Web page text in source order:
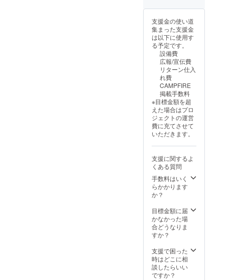
・掲載
方法：
文字の
み ・注
意事
項：掲
載を希
望され
る方
は、備
考欄に
お名前
をご記
入くだ
さい。
希望さ
れない
場合は
「掲載
なし」
とご記
入くだ
さい。
のリ
ターン
に貼付
された
ラベル
や注意
書きを
ご確認
くださ
い。
②HPへ
の氏名
掲載権
全ての
リター
ン品に
付属し
ます。
公式HP
にご希
望のお
名前を
記載い
掲載場
所：
TRANK
HP ・掲
載期
間：
2025年
記載い
す。 ・
掲載場
所：
TRANK
SHONA
Nの公式
HP ・掲
間：
2025年
5月1
日〜1年
間掲載
・掲載
方法：
文字の
意事
項：掲
載を希
望され
考欄に
お名前
をご記
希望さ
れない
場合は
「掲載
された
す。転
売等は
固く禁
止いた
しま
す。
②HPへ
掲載権
全ての
リター
ン品に
付属し
ます。
公式HP
にご希
名前を
記載い
たしま
す。 ・
掲載場
TRANK
SHONA
Nの公式
HP ・掲
間：
2025年
5月1
日〜1年
支援金の使い道
集まった支援金
は以下に使用す
る予定です。
設備費
広報/宣伝費
リターン仕入
れ費
CAMPFIRE
掲載手数料
※目標金額を超
えた場合はプロ
ジェクトの運営
費に充てさせて
いただきます。
支援に関するよ
くある質問
手数料はいく
らかかります
か？
目標金額に届
かなかった場
合どうなりま
すか？
支援で困った
時はどこに相
談したらいい
ですか？